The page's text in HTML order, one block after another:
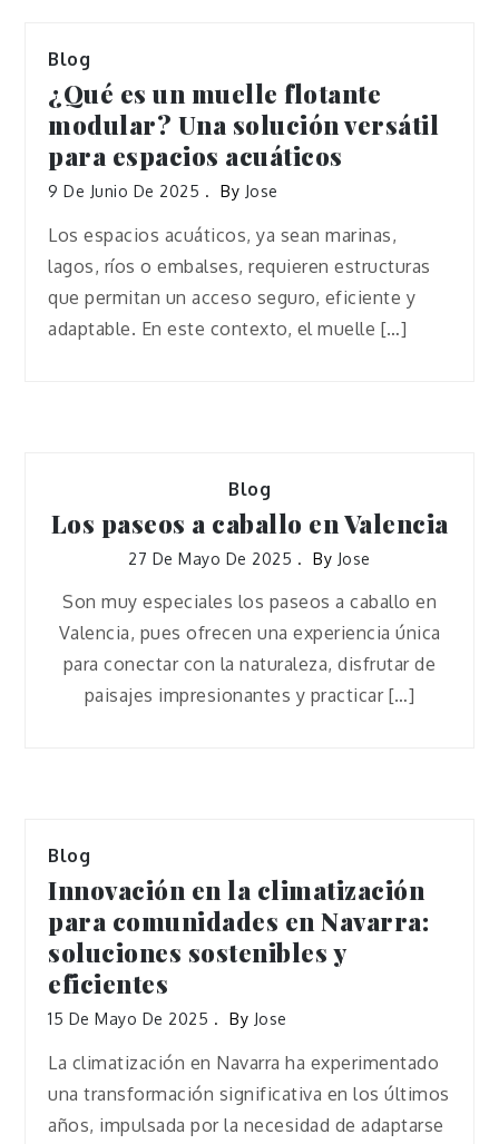
Blog
¿Qué es un muelle flotante
modular? Una solución versátil
para espacios acuáticos
9 De Junio De 2025 By Jose
Los espacios acuáticos, ya sean marinas,
lagos, ríos o embalses, requieren estructuras
que permitan un acceso seguro, eficiente y
adaptable. En este contexto, el muelle […]
Blog
Los paseos a caballo en Valencia
27 De Mayo De 2025 By Jose
Son muy especiales los paseos a caballo en
Valencia, pues ofrecen una experiencia única
para conectar con la naturaleza, disfrutar de
paisajes impresionantes y practicar […]
Blog
Innovación en la climatización
para comunidades en Navarra:
soluciones sostenibles y
eficientes
15 De Mayo De 2025 By Jose
La climatización en Navarra ha experimentado
una transformación significativa en los últimos
años, impulsada por la necesidad de adaptarse